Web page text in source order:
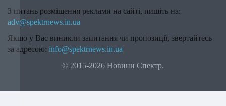
З питань розміщення реклами на сайті, пишіть на:
adv@spektrnews.in.ua
Якщо у Вас виникли запитання чи пропозиції, звертайтесь
за адресою: info@spektrnews.in.ua
© 2015-2026 Новини Спектр.